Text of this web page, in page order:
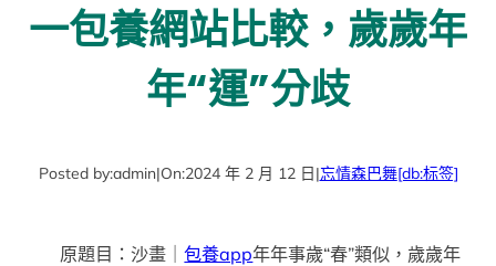
一包養網站比較，歲歲年
年“運”分歧
Posted by:admin|On:2024 年 2 月 12 日|忘情森巴舞[db:标签]
原題目：沙畫｜包養app年年事歲“春”類似，歲歲年